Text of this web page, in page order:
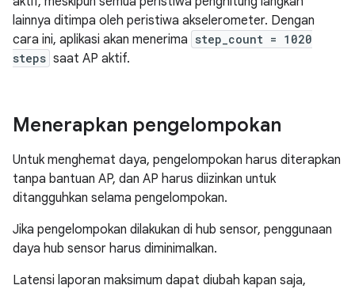
lainnya ditimpa oleh peristiwa akselerometer. Dengan
cara ini, aplikasi akan menerima step_count = 1020
steps saat AP aktif.
Menerapkan pengelompokan
Untuk menghemat daya, pengelompokan harus diterapkan
tanpa bantuan AP, dan AP harus diizinkan untuk
ditangguhkan selama pengelompokan.
Jika pengelompokan dilakukan di hub sensor, penggunaan
daya hub sensor harus diminimalkan.
Latensi laporan maksimum dapat diubah kapan saja,